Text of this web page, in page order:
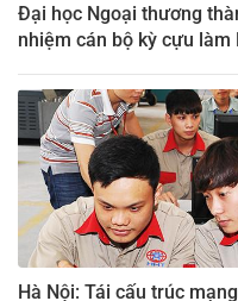
Đại học Ngoại thương
nhiệm cán bộ kỳ cựu làm
Hà Nội: Tái cấu trúc